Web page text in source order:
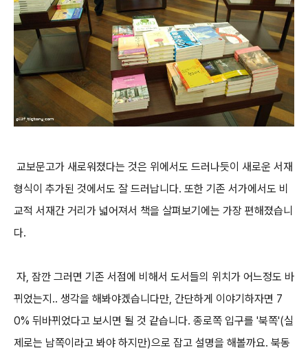
교보문고가 새로워졌다는 것은 위에서도 드러나듯이 새로운 서재
형식이 추가된 것에서도 잘 드러납니다. 또한 기존 서가에서도 비
교적 서재간 거리가 넓어져서 책을 살펴보기에는 가장 편해졌습니
다.
자, 잠깐 그러면 기존 서점에 비해서 도서들의 위치가 어느정도 바
뀌었는지.. 생각을 해봐야겠습니다만, 간단하게 이야기하자면 7
0% 뒤바뀌었다고 보시면 될 것 같습니다. 종로쪽 입구를 '북쪽'(실
제로는 남쪽이라고 봐야 하지만)으로 잡고 설명을 해볼까요. 북동